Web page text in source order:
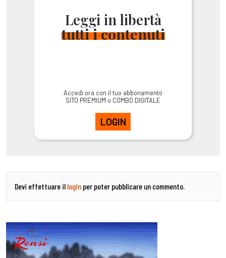
Leggi in libertà
tutti i contenuti
Accedi ora con il tuo abbonamento
SITO PREMIUM o COMBO DIGITALE
LOGIN
Devi effettuare il login per poter pubblicare un commento.